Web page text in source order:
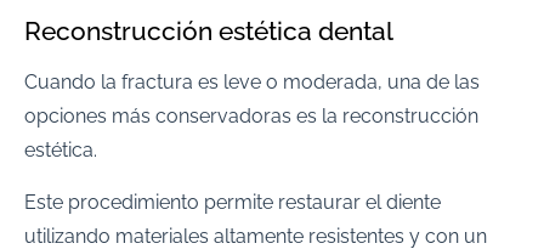
Reconstrucción estética dental
Cuando la fractura es leve o moderada, una de las
opciones más conservadoras es la reconstrucción
estética.
Este procedimiento permite restaurar el diente
utilizando materiales altamente resistentes y con un